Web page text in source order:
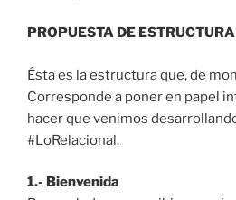
PROPUESTA DE
Ésta es la estructura que, de
Corresponde a poner en papel
hacer que venimos
#LoRelacional.
1.- Bienvenida